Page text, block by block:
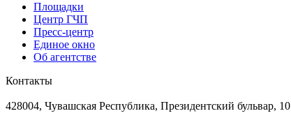
Площадки
Центр ГЧП
Пресс-центр
Единое окно
Об агентстве
Контакты
428004, Чувашская Республика, Президентский бульвар, 10